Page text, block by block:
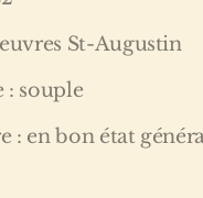
St-Augustin
: souple
: en bon état